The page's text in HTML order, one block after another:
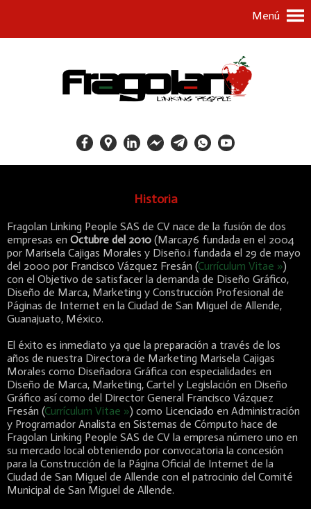
Menú
Historia
Fragolan Linking People SAS de CV nace de la fusión de dos
empresas en Octubre del 2010 (Marca76 fundada en el 2004
por Marisela Cajigas Morales y Diseño.i fundada el 29 de mayo
del 2000 por Francisco Vázquez Fresán (Currículum Vitae »)
con el Objetivo de satisfacer la demanda de Diseño Gráfico,
Diseño de Marca, Marketing y Construcción Profesional de
Páginas de Internet en la Ciudad de San Miguel de Allende,
Guanajuato, México.
El éxito es inmediato ya que la preparación a través de los
años de nuestra Directora de Marketing Marisela Cajigas
Morales como Diseñadora Gráfica con especialidades en
Diseño de Marca, Marketing, Cartel y Legislación en Diseño
Gráfico así como del Director General Francisco Vázquez
Fresán (Currículum Vitae ») como Licenciado en Administración
y Programador Analista en Sistemas de Cómputo hace de
Fragolan Linking People SAS de CV la empresa número uno en
su mercado local obteniendo por convocatoria la concesión
para la Construcción de la Página Oficial de Internet de la
Ciudad de San Miguel de Allende con el patrocinio del Comité
Municipal de San Miguel de Allende.